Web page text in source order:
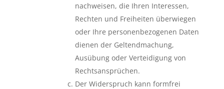
nachweisen, die Ihren Interessen,
Rechten und Freiheiten überwiegen
oder Ihre personenbezogenen Daten
dienen der Geltendmachung,
Ausübung oder Verteidigung von
Rechtsansprüchen.
Der Widerspruch kann formfrei